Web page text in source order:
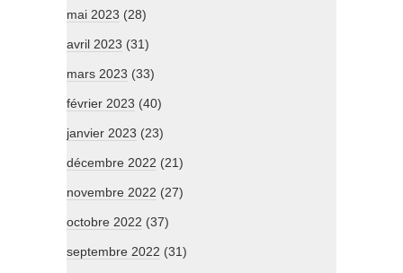
mai 2023 (28)
avril 2023 (31)
mars 2023 (33)
février 2023 (40)
janvier 2023 (23)
décembre 2022 (21)
novembre 2022 (27)
octobre 2022 (37)
septembre 2022 (31)